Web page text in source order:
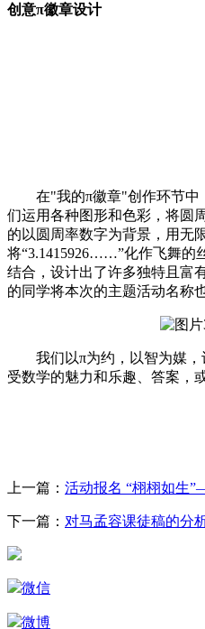
创意π徽章设计
在"我的π徽章"创作环节中
们运用各种图形和色彩，将圆
的以圆周率数字为背景，用无
将“3.1415926……”化作飞舞的
结合，设计出了许多独特且富
的同学将本次的主题活动名称
我们以π为约，以智为媒
受数学的魅力和乐趣、答案，
上一篇： 活动报名 “栩栩如生
下一篇： 对马孟容课徒稿的分
微信
微博